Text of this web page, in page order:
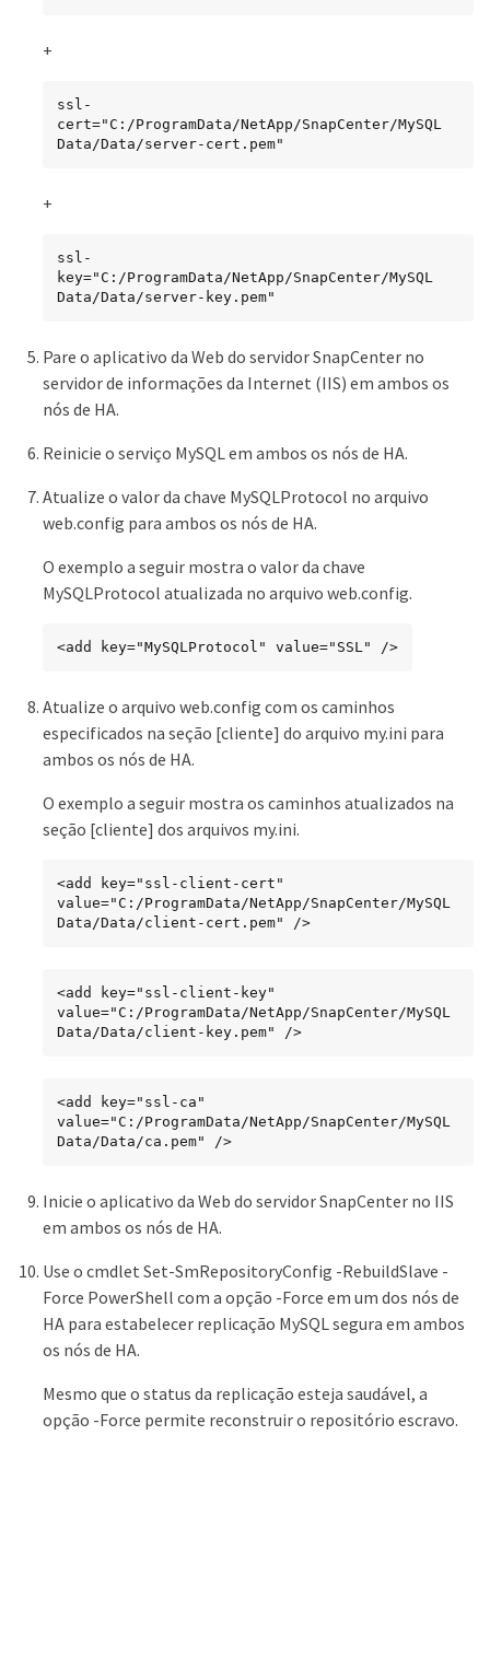
+
ssl-
cert="C:/ProgramData/NetApp/SnapCenter/MySQL
Data/Data/server-cert.pem"
+
ssl-
key="C:/ProgramData/NetApp/SnapCenter/MySQL
Data/Data/server-key.pem"
Pare o aplicativo da Web do servidor SnapCenter no
servidor de informações da Internet (IIS) em ambos os
nós de HA.
Reinicie o serviço MySQL em ambos os nós de HA.
Atualize o valor da chave MySQLProtocol no arquivo
web.config para ambos os nós de HA.
O exemplo a seguir mostra o valor da chave
MySQLProtocol atualizada no arquivo web.config.
<add key="MySQLProtocol" value="SSL" />
Atualize o arquivo web.config com os caminhos
especificados na seção [cliente] do arquivo my.ini para
ambos os nós de HA.
O exemplo a seguir mostra os caminhos atualizados na
seção [cliente] dos arquivos my.ini.
<add key="ssl-client-cert"
value="C:/ProgramData/NetApp/SnapCenter/MySQL
Data/Data/client-cert.pem" />
<add key="ssl-client-key"
value="C:/ProgramData/NetApp/SnapCenter/MySQL
Data/Data/client-key.pem" />
<add key="ssl-ca"
value="C:/ProgramData/NetApp/SnapCenter/MySQL
Data/Data/ca.pem" />
Inicie o aplicativo da Web do servidor SnapCenter no IIS
em ambos os nós de HA.
Use o cmdlet Set-SmRepositoryConfig -RebuildSlave -
Force PowerShell com a opção -Force em um dos nós de
HA para estabelecer replicação MySQL segura em ambos
os nós de HA.
Mesmo que o status da replicação esteja saudável, a
opção -Force permite reconstruir o repositório escravo.